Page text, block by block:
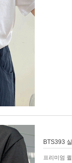
프리미엄